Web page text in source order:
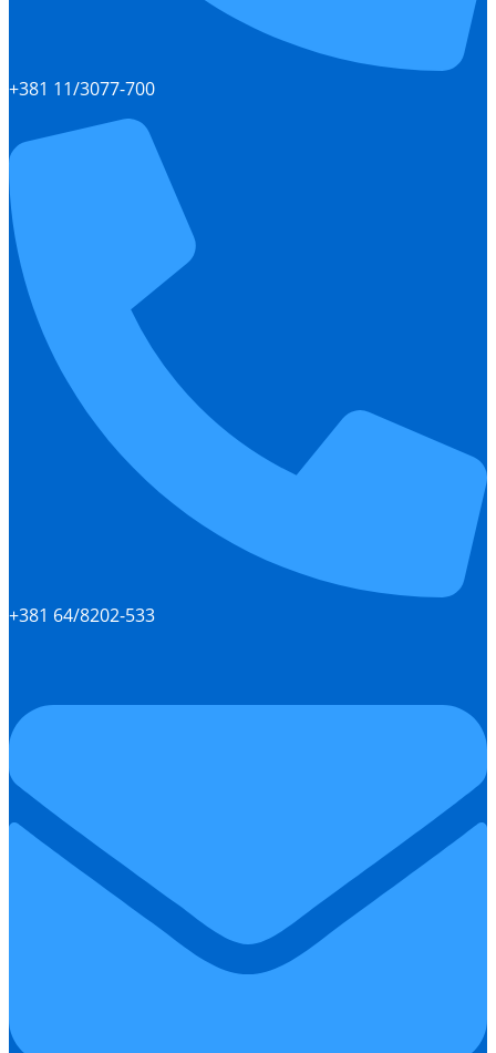
+381 11/3077-700
+381 64/8202-533